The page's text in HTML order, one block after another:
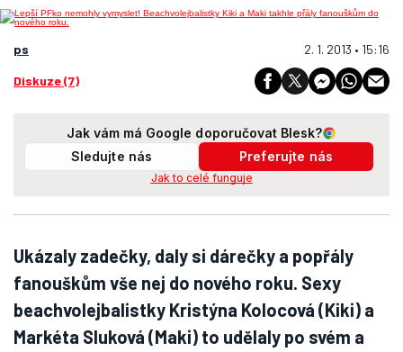
ps 2. 1. 2013 • 15:16
Diskuze (7)
Jak vám má Google doporučovat Blesk?
Sledujte nás
Preferujte nás
Jak to celé funguje
Ukázaly zadečky, daly si dárečky a popřály
fanouškům vše nej do nového roku. Sexy
beachvolejbalistky Kristýna Kolocová (Kiki) a
Markéta Sluková (Maki) to udělaly po svém a